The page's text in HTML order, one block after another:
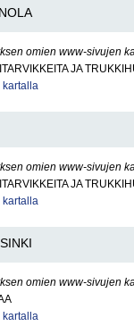
omien www-sivujen
JA
kartalla
omien www-sivujen
JA
kartalla
omien www-sivujen
kartalla